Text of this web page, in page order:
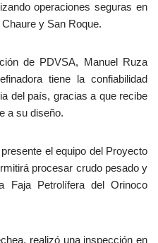
operaciones seguras en
y San Roque.
de PDVSA, Manuel Ruza
tiene la confiabilidad
del país, gracias a que recibe
a su diseño.
el equipo del Proyecto
procesar crudo pesado y
Faja Petrolífera del Orinoco
realizó una inspección en